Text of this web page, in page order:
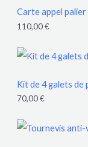
Carte appel
110,00€
Kit de 4 galets
70,00€